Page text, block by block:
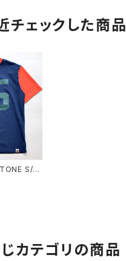
チェックした商品
S/S
カテゴリの商品